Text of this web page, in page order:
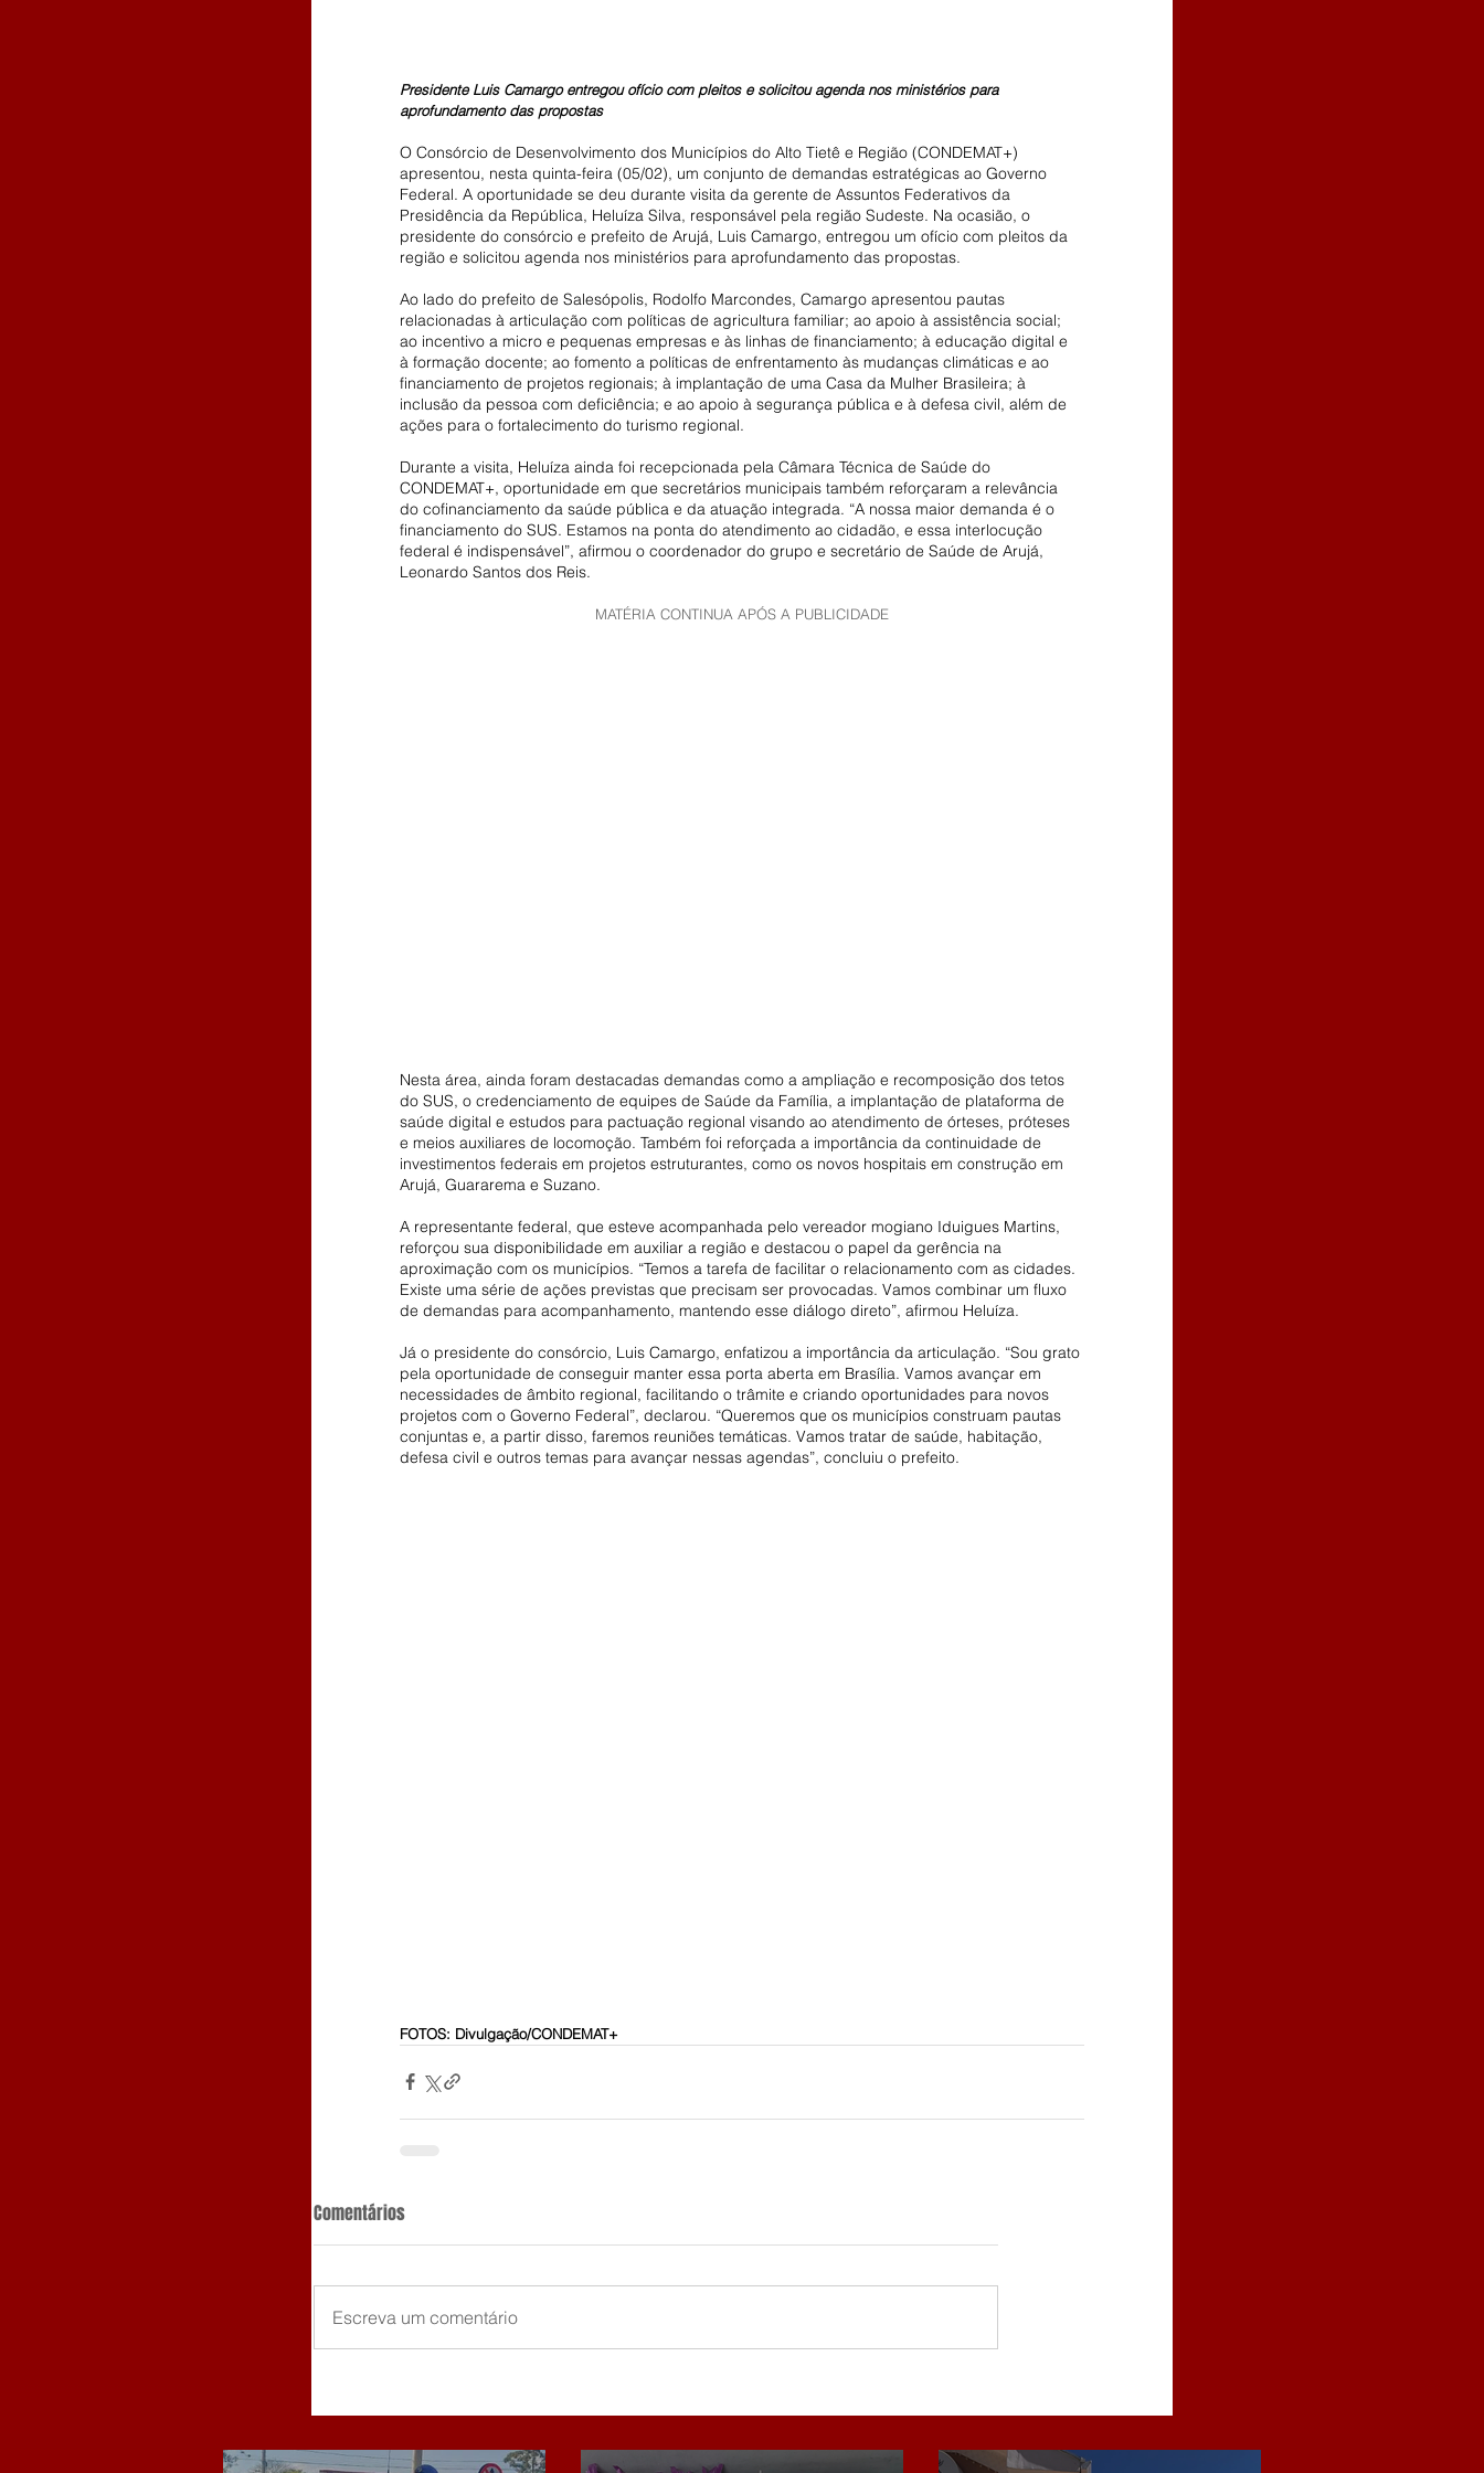
Presidente Luis Camargo entregou ofício com pleitos e solicitou agenda nos ministérios para
aprofundamento das propostas
O Consórcio de Desenvolvimento dos Municípios do Alto Tietê e Região (CONDEMAT+)
apresentou, nesta quinta-feira (05/02), um conjunto de demandas estratégicas ao Governo
Federal. A oportunidade se deu durante visita da gerente de Assuntos Federativos da
Presidência da República, Heluíza Silva, responsável pela região Sudeste. Na ocasião, o
presidente do consórcio e prefeito de Arujá, Luis Camargo, entregou um ofício com pleitos da
região e solicitou agenda nos ministérios para aprofundamento das propostas.
Ao lado do prefeito de Salesópolis, Rodolfo Marcondes, Camargo apresentou pautas
relacionadas à articulação com políticas de agricultura familiar; ao apoio à assistência social;
ao incentivo a micro e pequenas empresas e às linhas de financiamento; à educação digital e
à formação docente; ao fomento a políticas de enfrentamento às mudanças climáticas e ao
financiamento de projetos regionais; à implantação de uma Casa da Mulher Brasileira; à
inclusão da pessoa com deficiência; e ao apoio à segurança pública e à defesa civil, além de
ações para o fortalecimento do turismo regional.
Durante a visita, Heluíza ainda foi recepcionada pela Câmara Técnica de Saúde do
CONDEMAT+, oportunidade em que secretários municipais também reforçaram a relevância
do cofinanciamento da saúde pública e da atuação integrada. “A nossa maior demanda é o
financiamento do SUS. Estamos na ponta do atendimento ao cidadão, e essa interlocução
federal é indispensável”, afirmou o coordenador do grupo e secretário de Saúde de Arujá,
Leonardo Santos dos Reis.
MATÉRIA CONTINUA APÓS A PUBLICIDADE
Nesta área, ainda foram destacadas demandas como a ampliação e recomposição dos tetos
do SUS, o credenciamento de equipes de Saúde da Família, a implantação de plataforma de
saúde digital e estudos para pactuação regional visando ao atendimento de órteses, próteses
e meios auxiliares de locomoção. Também foi reforçada a importância da continuidade de
investimentos federais em projetos estruturantes, como os novos hospitais em construção em
Arujá, Guararema e Suzano.
A representante federal, que esteve acompanhada pelo vereador mogiano Iduigues Martins,
reforçou sua disponibilidade em auxiliar a região e destacou o papel da gerência na
aproximação com os municípios. “Temos a tarefa de facilitar o relacionamento com as cidades.
Existe uma série de ações previstas que precisam ser provocadas. Vamos combinar um fluxo
de demandas para acompanhamento, mantendo esse diálogo direto”, afirmou Heluíza.
Já o presidente do consórcio, Luis Camargo, enfatizou a importância da articulação. “Sou grato
pela oportunidade de conseguir manter essa porta aberta em Brasília. Vamos avançar em
necessidades de âmbito regional, facilitando o trâmite e criando oportunidades para novos
projetos com o Governo Federal”, declarou. “Queremos que os municípios construam pautas
conjuntas e, a partir disso, faremos reuniões temáticas. Vamos tratar de saúde, habitação,
defesa civil e outros temas para avançar nessas agendas”, concluiu o prefeito.
FOTOS: Divulgação/CONDEMAT+
Comentários
Escreva um comentário